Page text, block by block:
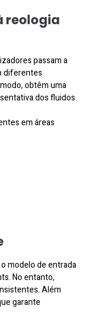
reologia
passam a
diferentes
obtêm uma
dos fluidos.
em áreas
modelo de entrada
No entanto,
Além
garante